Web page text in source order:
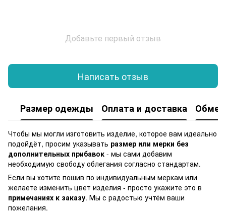
Добавьте первый отзыв
Написать отзыв
Размер одежды Оплата и доставка Обмен
Чтобы мы могли изготовить изделие, которое вам идеально
подойдёт, просим указывать размер или мерки без
дополнительных прибавок - мы сами добавим
необходимую свободу облегания согласно стандартам.
Если вы хотите пошив по индивидуальным меркам или
желаете изменить цвет изделия - просто укажите это в
примечаниях к заказу. Мы с радостью учтём ваши
пожелания.